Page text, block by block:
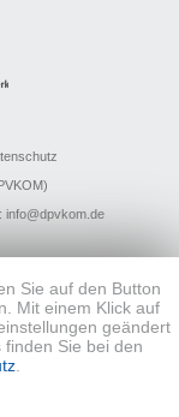
info@dpvkom.de
Sie auf den Button
Mit einem Klick auf
geändert
Sie bei den
.